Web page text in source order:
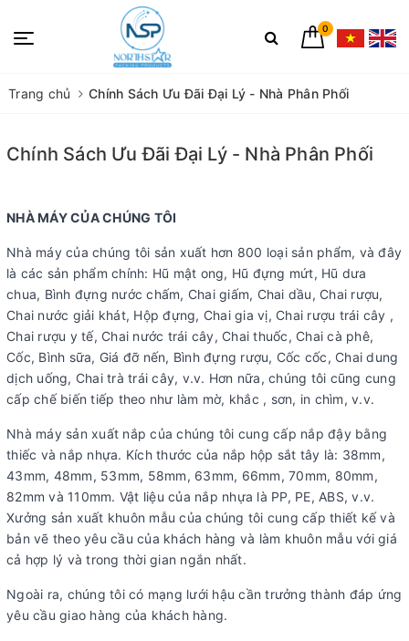
0
Trang chủ Chính Sách Ưu Đãi Đại Lý - Nhà Phân Phối
Chính Sách Ưu Đãi Đại Lý - Nhà Phân Phối
NHÀ MÁY CỦA CHÚNG TÔI
Nhà máy của chúng tôi sản xuất hơn 800 loại sản phẩm, và đây
là các sản phẩm chính: Hũ mật ong, Hũ đựng mứt, Hũ dưa
chua, Bình đựng nước chấm, Chai giấm, Chai dầu, Chai rượu,
Chai nước giải khát, Hộp đựng, Chai gia vị, Chai rượu trái cây ,
Chai rượu y tế, Chai nước trái cây, Chai thuốc, Chai cà phê,
Cốc, Bình sữa, Giá đỡ nến, Bình đựng rượu, Cốc cốc, Chai dung
dịch uống, Chai trà trái cây, v.v. Hơn nữa, chúng tôi cũng cung
cấp chế biến tiếp theo như làm mờ, khắc , sơn, in chìm, v.v.
Nhà máy sản xuất nắp của chúng tôi cung cấp nắp đậy bằng
thiếc và nắp nhựa. Kích thước của nắp hộp sắt tây là: 38mm,
43mm, 48mm, 53mm, 58mm, 63mm, 66mm, 70mm, 80mm,
82mm và 110mm. Vật liệu của nắp nhựa là PP, PE, ABS, v.v.
Xưởng sản xuất khuôn mẫu của chúng tôi cung cấp thiết kế và
bản vẽ theo yêu cầu của khách hàng và làm khuôn mẫu với giá
cả hợp lý và trong thời gian ngắn nhất.
Ngoài ra, chúng tôi có mạng lưới hậu cần trưởng thành đáp ứng
yêu cầu giao hàng của khách hàng.